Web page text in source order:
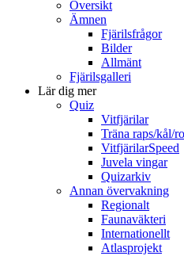
Översikt
Ämnen
Fjärilsfrågor
Bilder
Allmänt
Fjärilsgalleri
Lär dig mer
Quiz
Vitfjärilar
Träna raps/kål/
VitfjärilarSpeed
Juvela vingar
Quizarkiv
Annan övervakning
Regionalt
Faunaväkteri
Internationellt
Atlasprojekt